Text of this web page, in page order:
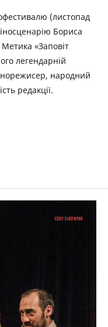
(листопад
Бориса
«Заповіт
легендарній
народний
редакції.